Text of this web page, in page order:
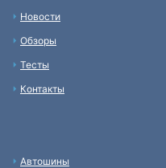
Новости
Обзоры
Тесты
Контакты
Автошины